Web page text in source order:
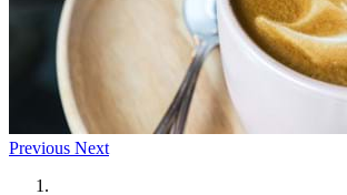
Previous Next